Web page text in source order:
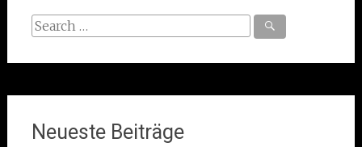
Search
Neueste Beiträge